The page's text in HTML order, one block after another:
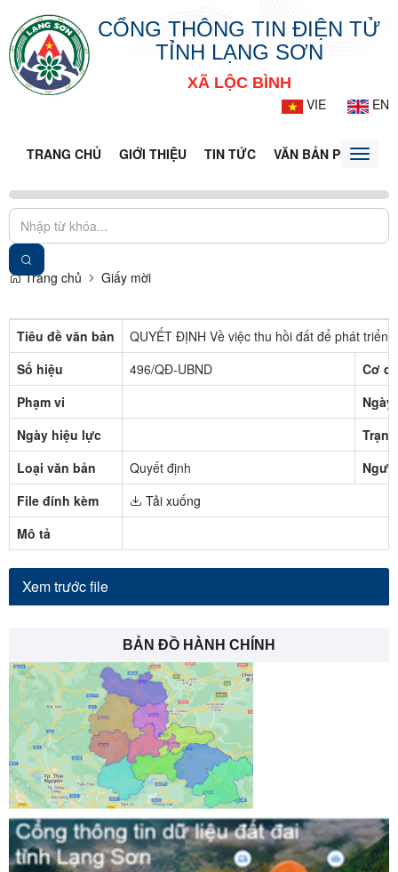
CỔNG THÔNG TIN ĐIỆN TỬ
TỈNH LẠNG SƠN
XÃ LỘC BÌNH
VIE
EN
TRANG CHỦ GIỚI THIỆU TIN TỨC VĂN BẢN PHÁPToggle
Trang chủ Giấy mời
Tiêu đề văn bản
QUYẾT ĐỊNH Về việc thu hồi đất để phát
Số hiệu
496/QĐ-UBND
Cơ
Phạm vi
Ngày hiệu lực
Loại văn bản
Quyết định
File đính kèm
Tải xuống
Mô tả
Xem trước file
BẢN ĐỒ HÀNH CHÍNH